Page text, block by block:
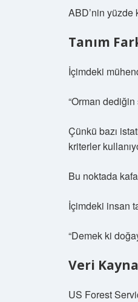
ABD’nin yüzde
Tanım
İçimdeki
“Orman dediğin
Çünkü bazı
kriterler
Bu noktada
İçimdeki insan
“Demek ki
Veri
US Forest